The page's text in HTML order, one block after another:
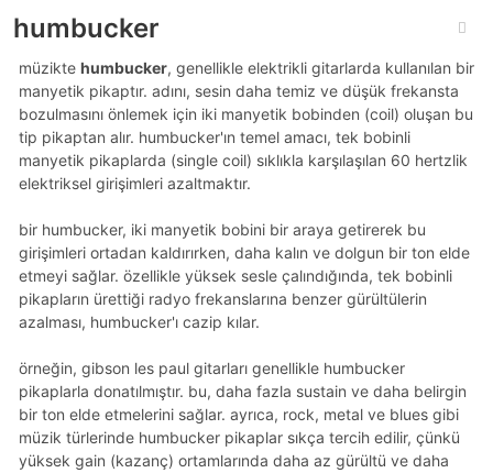
humbucker
müzikte humbucker, genellikle elektrikli gitarlarda kullanılan bir
manyetik pikaptır. adını, sesin daha temiz ve düşük frekansta
bozulmasını önlemek için iki manyetik bobinden (coil) oluşan bu
tip pikaptan alır. humbucker'ın temel amacı, tek bobinli
manyetik pikaplarda (single coil) sıklıkla karşılaşılan 60 hertzlik
elektriksel girişimleri azaltmaktır.
bir humbucker, iki manyetik bobini bir araya getirerek bu
girişimleri ortadan kaldırırken, daha kalın ve dolgun bir ton elde
etmeyi sağlar. özellikle yüksek sesle çalındığında, tek bobinli
pikapların ürettiği radyo frekanslarına benzer gürültülerin
azalması, humbucker'ı cazip kılar.
örneğin, gibson les paul gitarları genellikle humbucker
pikaplarla donatılmıştır. bu, daha fazla sustain ve daha belirgin
bir ton elde etmelerini sağlar. ayrıca, rock, metal ve blues gibi
müzik türlerinde humbucker pikaplar sıkça tercih edilir, çünkü
yüksek gain (kazanç) ortamlarında daha az gürültü ve daha